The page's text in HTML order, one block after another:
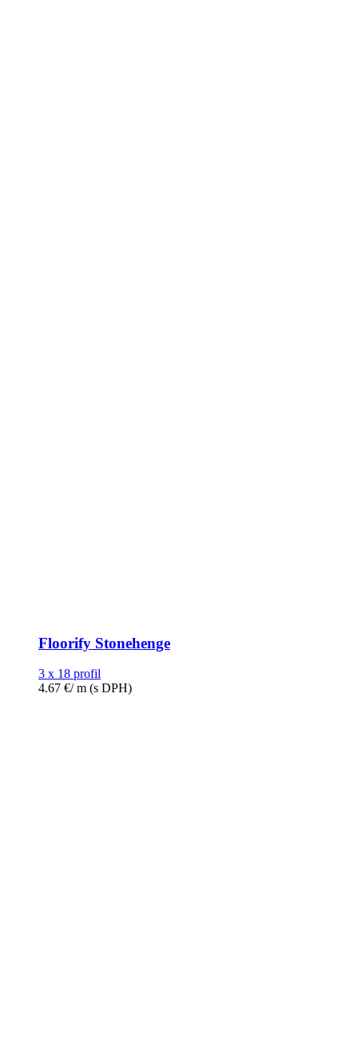
Floorify Stonehenge
3 x 18 profil
4.67 €/ m (s DPH)